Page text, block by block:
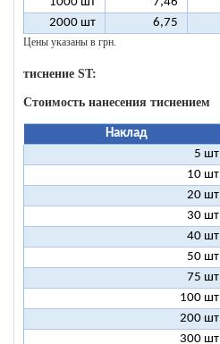
2000 шт
6,75
Цены указаны в грн.
тиснение ST:
Стоимость нанесения тиснением
Наклад
5 шт
10 шт
20 шт
30 шт
40 шт
50 шт
75 шт
100 шт
200 шт
300 шт